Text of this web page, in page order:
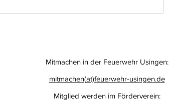
Mitmachen in der Feuerwehr Usingen:
mitmachen(at)feuerwehr-usingen.de
Mitglied werden im Förderverein: